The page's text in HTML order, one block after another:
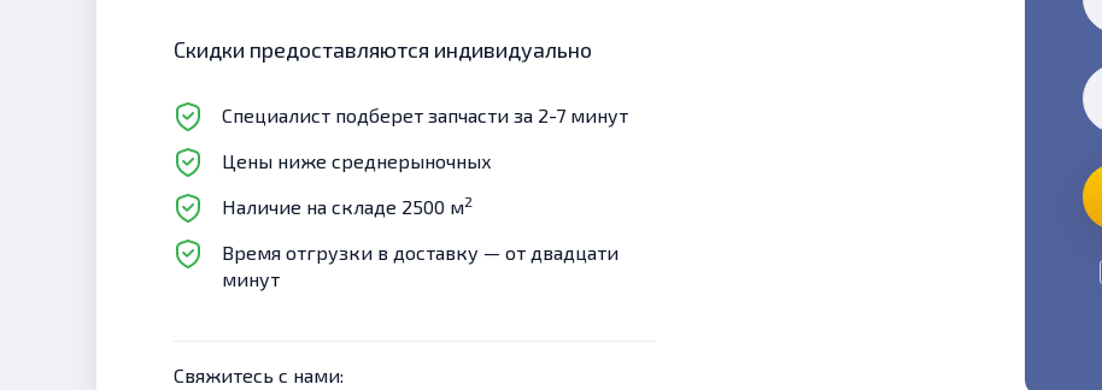
Скидки предоставляются индивидуально
Специалист подберет запчасти за 2-7 минут
Цены ниже среднерыночных
Наличие на складе 2500 м2
Время отгрузки в доставку — от двадцати
минут
Свяжитесь с нами: